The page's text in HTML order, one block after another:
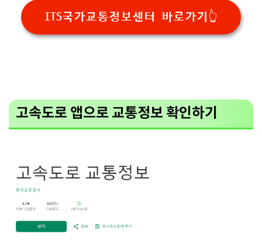
ITS국가교통정보센터 바로가기👆
고속도로 앱으로 교통정보 확인하기